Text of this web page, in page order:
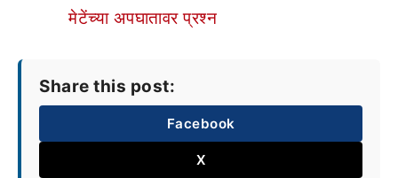
मेटेंच्या अपघातावर प्रश्न
Share this post:
Facebook
X